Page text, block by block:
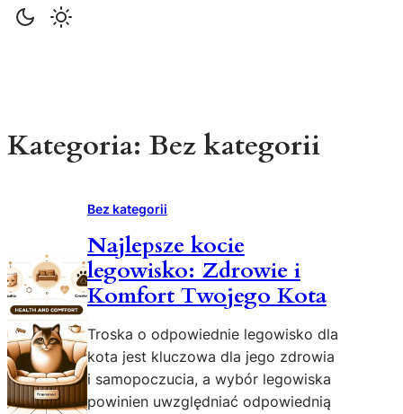
Kategoria: Bez kategorii
Bez kategorii
Najlepsze kocie
legowisko: Zdrowie i
Komfort Twojego Kota
Troska o odpowiednie legowisko dla
kota jest kluczowa dla jego zdrowia
i samopoczucia, a wybór legowiska
powinien uwzględniać odpowiednią